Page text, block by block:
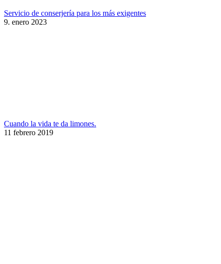
Servicio de conserjería para los más exigentes
9. enero 2023
Cuando la vida te da limones.
11 febrero 2019